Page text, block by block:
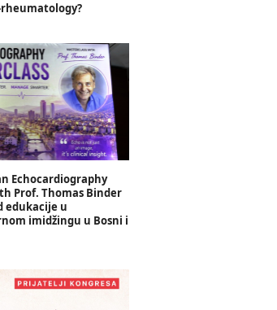
Echocardiography
Prof. Thomas Binder
edukacije u
imidžingu u Bosni i